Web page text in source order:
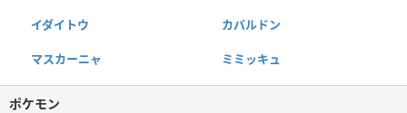
イダイトウ カバルドン
マスカーニャ ミミッキュ
ポケモン